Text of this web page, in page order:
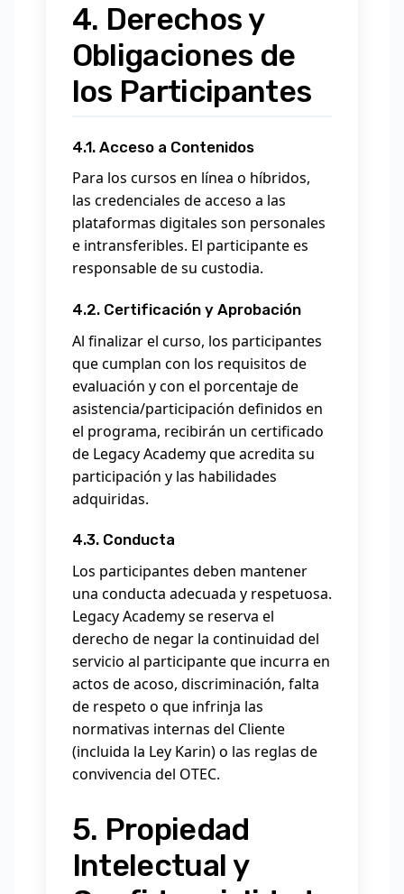
4. Derechos y
Obligaciones de
los Participantes
4.1. Acceso a Contenidos
Para los cursos en línea o híbridos,
las credenciales de acceso a las
plataformas digitales son personales
e intransferibles. El participante es
responsable de su custodia.
4.2. Certificación y Aprobación
Al finalizar el curso, los participantes
que cumplan con los requisitos de
evaluación y con el porcentaje de
asistencia/participación definidos en
el programa, recibirán un certificado
de Legacy Academy que acredita su
participación y las habilidades
adquiridas.
4.3. Conducta
Los participantes deben mantener
una conducta adecuada y respetuosa.
Legacy Academy se reserva el
derecho de negar la continuidad del
servicio al participante que incurra en
actos de acoso, discriminación, falta
de respeto o que infrinja las
normativas internas del Cliente
(incluida la Ley Karin) o las reglas de
convivencia del OTEC.
5. Propiedad
Intelectual y